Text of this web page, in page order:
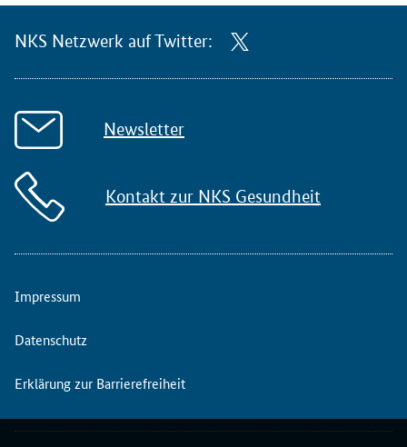
NKS Netzwerk auf Twitter:
Newsletter
Kontakt zur NKS Gesundheit
Impressum
Datenschutz
Erklärung zur Barrierefreiheit